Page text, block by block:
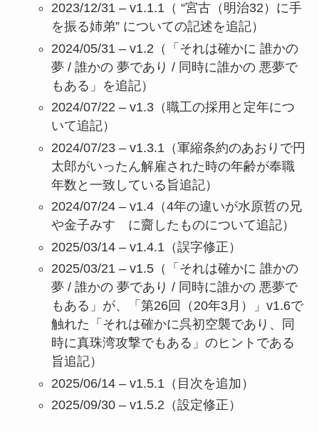
2023/12/31 – v1.1.1（ “宮古（明治32）に手
を振る姉弟” についての記述を追記）
2024/05/31 – v1.2（「それは確かに 誰かの
夢 / 誰かの 夢であり / 同時に誰かの 悪夢で
もある」を追記）
2024/07/22 – v1.3（職工の採用と定年につ
いて追記）
2024/07/23 – v1.3.1（軍縮条約のあおりで円
太郎がいったん解雇された時の年齢が奉職
年数と一致している旨追記）
2024/07/24 – v1.4（4年の違いが水原哲の兄
や金子みすゞに齎したものについて追記）
2025/03/14 – v1.4.1（誤字修正）
2025/03/21 – v1.5（「それは確かに 誰かの
夢 / 誰かの 夢であり / 同時に誰かの 悪夢で
もある」が、「第26回（20年3月）」v1.6で
触れた「それは確かに呉初空襲であり、同
時に真珠湾攻撃でもある」のヒントである
旨追記）
2025/06/14 – v1.5.1（目次を追加）
2025/09/30 – v1.5.2（設定修正）